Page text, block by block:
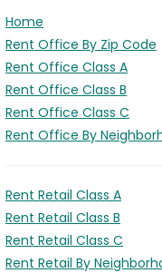
Home
Rent Office By Zip Code
Rent Office Class A
Rent Office Class B
Rent Office Class C
Rent Office By
Rent Retail Class A
Rent Retail Class B
Rent Retail Class C
Rent Retail By